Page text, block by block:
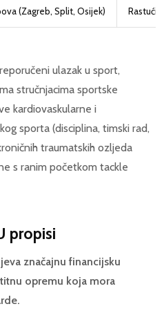
(Zagreb, Split, Osijek) Rastući
ulazak u sport,
stručnjacima sportske
kardiovaskularne i
sporta (disciplina, timski rad,
traumatskih ozljeda
s ranim početkom tackle
propisi
značajnu financijsku
opremu koja mora